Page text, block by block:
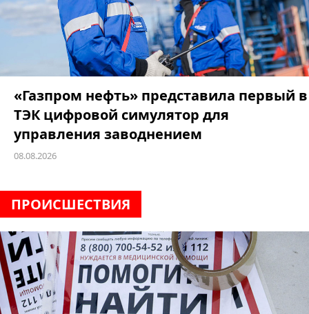
«Газпром нефть» представила первый в
ТЭК цифровой симулятор для
управления заводнением
08.08.2026
ПРОИCШЕСТВИЯ